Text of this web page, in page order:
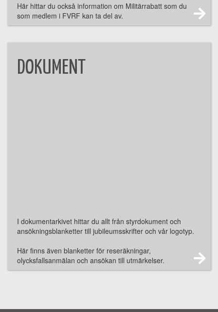
Här hittar du också information om Militärrabatt som du
som medlem i FVRF kan ta del av.
DOKUMENT
I dokumentarkivet hittar du allt från styrdokument och
ansökningsblanketter till jubileumsskrifter och vår logotyp.
Här finns även blanketter för reseräkningar,
olycksfallsanmälan och ansökan till utmärkelser.